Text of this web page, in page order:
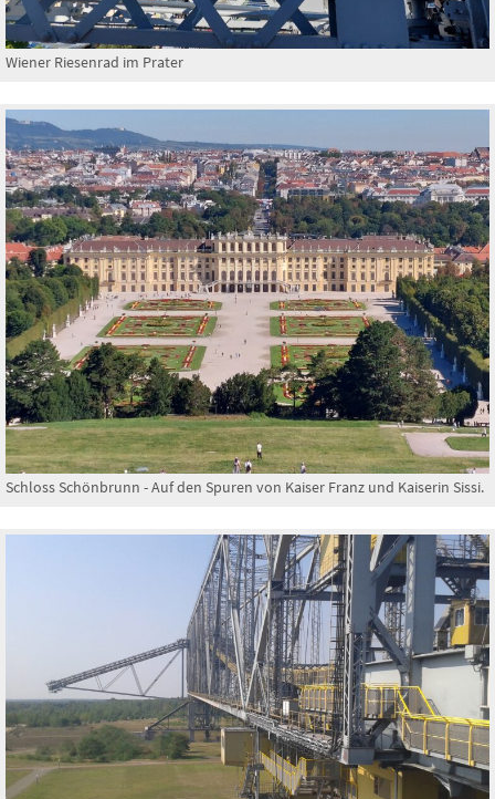
Wiener Riesenrad im Prater
Schloss Schönbrunn - Auf den Spuren von Kaiser Franz und Kaiserin Sissi.